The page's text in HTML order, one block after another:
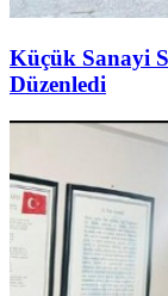
Küçük Sanayi
Düzenledi